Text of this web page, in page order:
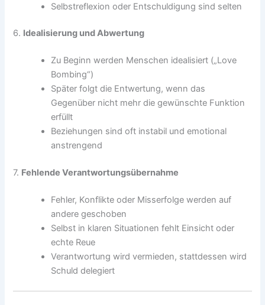
Selbstreflexion oder Entschuldigung sind selten
6. Idealisierung und Abwertung
Zu Beginn werden Menschen idealisiert („Love
Bombing“)
Später folgt die Entwertung, wenn das
Gegenüber nicht mehr die gewünschte Funktion
erfüllt
Beziehungen sind oft instabil und emotional
anstrengend
7. Fehlende Verantwortungsübernahme
Fehler, Konflikte oder Misserfolge werden auf
andere geschoben
Selbst in klaren Situationen fehlt Einsicht oder
echte Reue
Verantwortung wird vermieden, stattdessen wird
Schuld delegiert